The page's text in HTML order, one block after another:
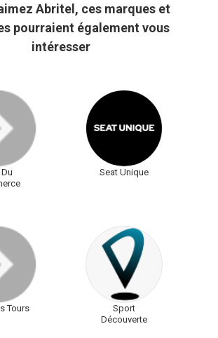
Abritel, ces marques et
pourraient également vous
intéresser
Seat Unique
Tours
Sport
Découverte